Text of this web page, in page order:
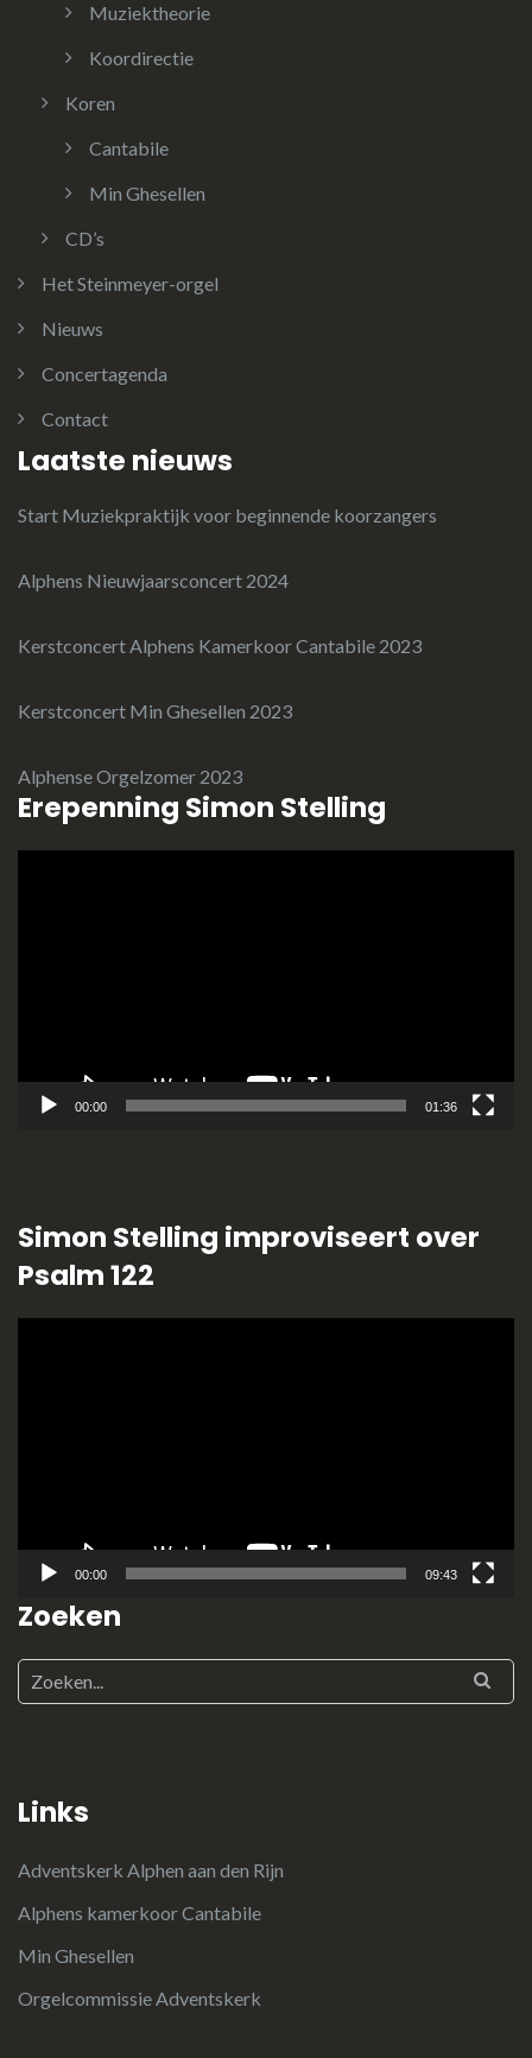
Muziektheorie
Koordirectie
Koren
Cantabile
Min Ghesellen
CD’s
Het Steinmeyer-orgel
Nieuws
Concertagenda
Contact
Laatste nieuws
Start Muziekpraktijk voor beginnende koorzangers
Alphens Nieuwjaarsconcert 2024
Kerstconcert Alphens Kamerkoor Cantabile 2023
Kerstconcert Min Ghesellen 2023
Alphense Orgelzomer 2023
Erepenning Simon Stelling
00:00 01:36
Simon Stelling improviseert over
Psalm 122
00:00 09:43
Zoeken
Links
Adventskerk Alphen aan den Rijn
Alphens kamerkoor Cantabile
Min Ghesellen
Orgelcommissie Adventskerk